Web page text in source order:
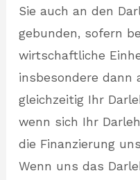
Sie auch an den
gebunden, sofern
wirtschaftliche
insbesondere dann
gleichzeitig Ihr
wenn sich Ihr
die Finanzierung
Wenn uns das